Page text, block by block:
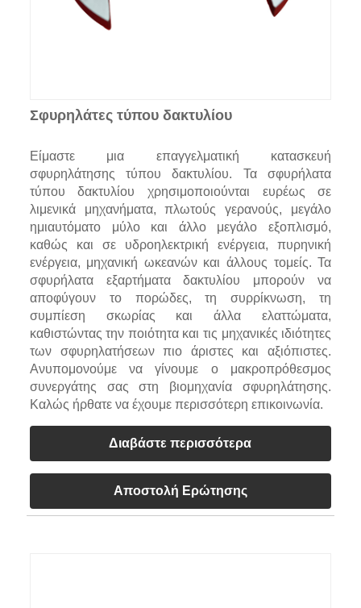
Σφυρηλάτες τύπου δακτυλίου
Είμαστε μια επαγγελματική κατασκευή
σφυρηλάτησης τύπου δακτυλίου. Τα σφυρήλατα
τύπου δακτυλίου χρησιμοποιούνται ευρέως σε
λιμενικά μηχανήματα, πλωτούς γερανούς, μεγάλο
ημιαυτόματο μύλο και άλλο μεγάλο εξοπλισμό,
καθώς και σε υδροηλεκτρική ενέργεια, πυρηνική
ενέργεια, μηχανική ωκεανών και άλλους τομείς. Τα
σφυρήλατα εξαρτήματα δακτυλίου μπορούν να
αποφύγουν το πορώδες, τη συρρίκνωση, τη
συμπίεση σκωρίας και άλλα ελαττώματα,
καθιστώντας την ποιότητα και τις μηχανικές ιδιότητες
των σφυρηλατήσεων πιο άριστες και αξιόπιστες.
Ανυπομονούμε να γίνουμε ο μακροπρόθεσμος
συνεργάτης σας στη βιομηχανία σφυρηλάτησης.
Καλώς ήρθατε να έχουμε περισσότερη επικοινωνία.
Διαβάστε περισσότερα
Αποστολή Ερώτησης